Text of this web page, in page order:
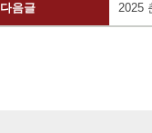
다음글 2025